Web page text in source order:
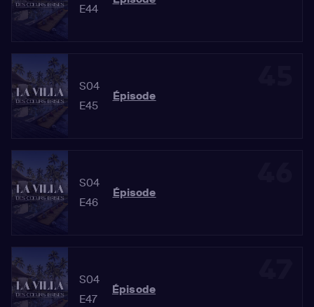
E44
S04
E45
Épisode
S04
E46
Épisode
S04
E47
Épisode